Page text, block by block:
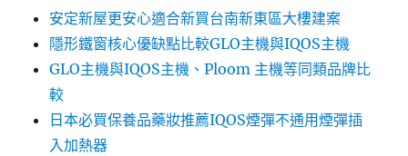
安定新屋更安心適合新買台南新東區大樓建案
隱形鐵窗核心優缺點比較GLO主機與IQOS主機
GLO主機與IQOS主機、Ploom 主機等同類品牌比
較
日本必買保養品藥妝推薦IQOS煙彈不通用煙彈插
入加熱器